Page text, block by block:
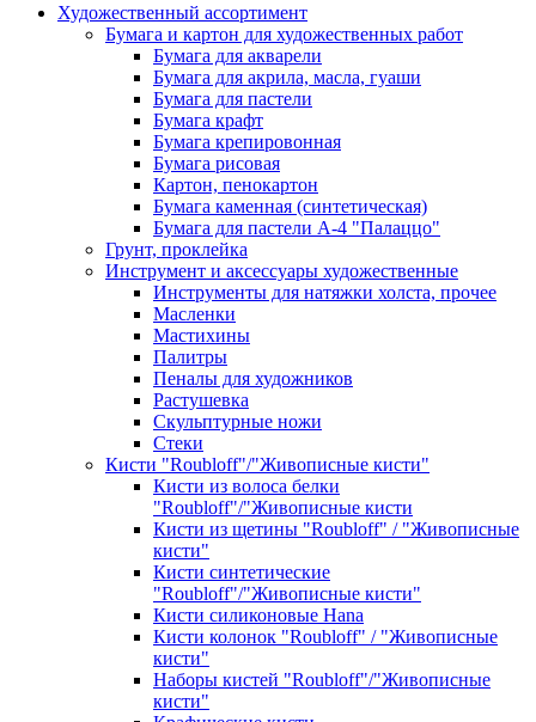
Художественный ассортимент
Бумага и картон для художественных работ
Бумага для акварели
Бумага для акрила, масла, гуаши
Бумага для пастели
Бумага крафт
Бумага крепировонная
Бумага рисовая
Картон, пенокартон
Бумага каменная (синтетическая)
Бумага для пастели А-4 "Палаццо"
Грунт, проклейка
Инструмент и аксессуары художественные
Инструменты для натяжки холста, прочее
Масленки
Мастихины
Палитры
Пеналы для художников
Растушевка
Скульптурные ножи
Стеки
Кисти "Roubloff"/"Живописные кисти"
Кисти из волоса белки
"Roubloff"/"Живописные кисти
Кисти из щетины "Roubloff" / "Живописные
кисти"
Кисти синтетические
"Roubloff"/"Живописные кисти"
Кисти силиконовые Hana
Кисти колонок "Roubloff" / "Живописные
кисти"
Наборы кистей "Roubloff"/"Живописные
кисти"